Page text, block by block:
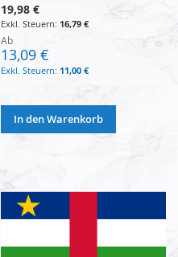
19,98 €
16,79 €
Ab
13,09 €
11,00 €
In den Warenkorb